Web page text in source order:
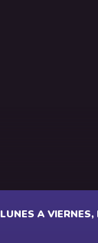
LUNES A VIERNES,